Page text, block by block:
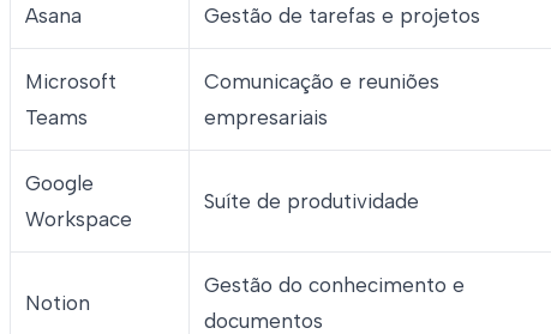
Asana Gestão de tarefas e projetos
Microsoft
Teams
Comunicação e reuniões
empresariais
Google
Workspace
Suíte de produtividade
Notion
Gestão do conhecimento e
documentos